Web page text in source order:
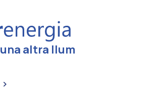
una altra llum